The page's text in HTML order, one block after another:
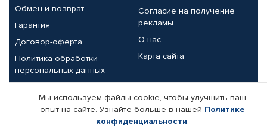
Обмен и возврат
Гарантия
Договор-оферта
Политика обработки
персональных данных
Согласие на получение
рекламы
О нас
Карта сайта
Партнерам
Корпоративным клиентам
Реквизиты компании
Мы используем файлы cookie, чтобы улучшить ваш
опыт на сайте. Узнайте больше в нашей Политике
конфиденциальности.